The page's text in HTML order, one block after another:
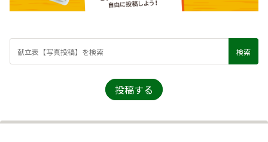
投稿する